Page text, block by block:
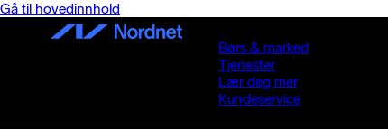
Gå til hovedinnhold
Børs & marked
Tjenester
Lær deg mer
Kundeservice